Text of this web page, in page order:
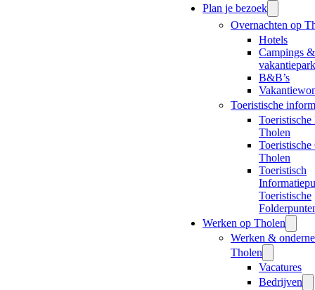
Plan je bezoek
Overnachten op
Hotels
Campings &
B&B’s
Toeristische
Toeristische
Tholen
Toeristische
Tholen
Toeristisch
Toeristische
Werken op Tholen
Werken &
Tholen
Vacatures
Bedrijven